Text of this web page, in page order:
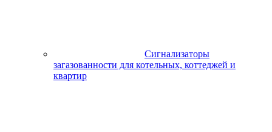
Сигнализаторы
загазованности для котельных, коттеджей и
квартир